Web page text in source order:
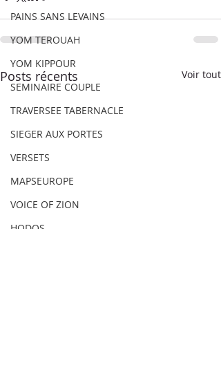
PAINS SANS LEVAINS
YOM TEROUAH
YOM KIPPOUR
SEMINAIRE COUPLE
TRAVERSEE TABERNACLE
SIEGER AUX PORTES
VERSETS
MAPSEUROPE
VOICE OF ZION
HODOS
Posts récents Voir tout